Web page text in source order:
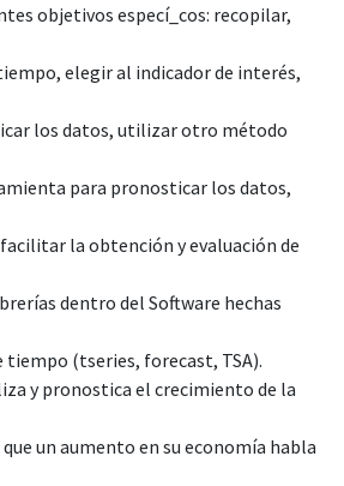
objetivos especí_cos: recopilar,
elegir al indicador de interés,
los datos, utilizar otro método
para pronosticar los datos,
la obtención y evaluación de
dentro del Software hechas
tiempo (tseries, forecast, TSA).
y pronostica el crecimiento de la
un aumento en su economía habla